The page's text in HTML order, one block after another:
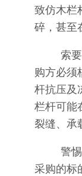
致仿木栏
碎，甚至
索
购方必须
杆抗压及
栏杆可能
裂缝、承
警
采购的标